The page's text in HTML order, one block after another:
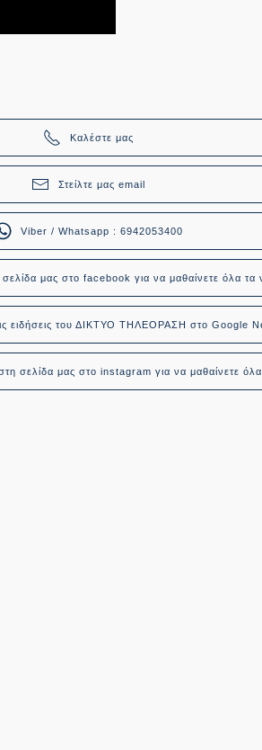
Καλέστε μας
Στείλτε μας email
Viber / Whatsapp : 6942053400
μας στο facebook για να μαθαίνετε όλα τα
ειδήσεις του ΔΙΚΤΥΟ ΤΗΛΕΟΡΑΣΗ στο Google
σελίδα μας στο instagram για να μαθαίνετε